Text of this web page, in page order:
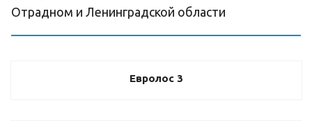
Отрадном и Ленинградской области
Евролос 3